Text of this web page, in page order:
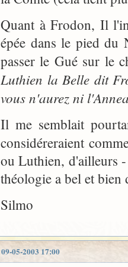
Quant à Frodon, Il
épée dans le pied du
passer le Gué sur le
Luthien la Belle dit
vous n'aurez ni
Il me semblait
considéreraient
ou Luthien, d'ailleurs -
théologie a bel et bien
Silmo
09-05-2003 17:00